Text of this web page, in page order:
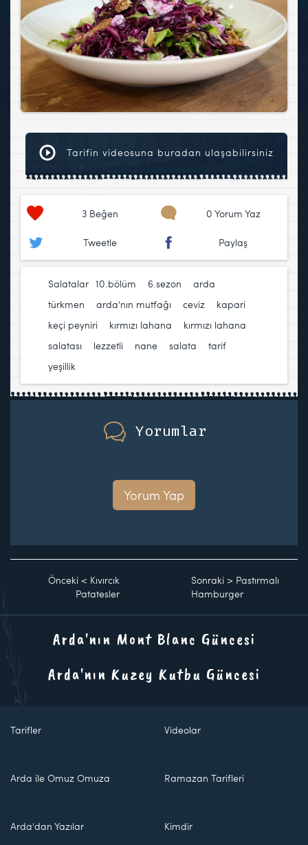
Tarifin videosuna buradan ulaşabilirsiniz
3 Beğen 0 Yorum Yaz
Tweetle Paylaş
Salatalar 10.bölüm 6.sezon
arda
türkmen
arda'nın mutfağı ceviz kapari
keçi peyniri
kırmızı lahana
kırmızı lahana
salatası
lezzetli nane salata tarif
yeşillik
Yorumlar
Yorum Yap
Önceki < Kıvırcık
Patatesler
Sonraki > Pastırmalı
Hamburger
Arda'nın Mont Blanc Güncesi
Arda'nın Kuzey Kutbu Güncesi
Tarifler Videolar
Arda ile Omuz Omuza Ramazan Tarifleri
Arda'dan Yazılar Kimdir